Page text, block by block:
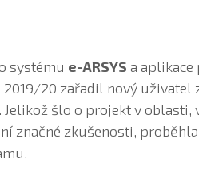
systému e-ARSYS a aplikace
20 zařadil nový uživatel
šlo o projekt v oblasti,
značné zkušenosti,